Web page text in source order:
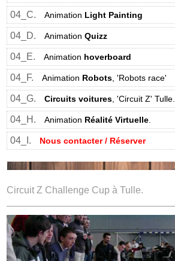
04_C. Animation Light Painting
04_D. AnimationQuizz
04_E. Animation hoverboard
04_F. Animation Robots, 'Robots race'
04_G. Circuits voitures, 'Circuit Z' Tulle.
04_H. Animation Réalité Virtuelle.
04_I. Nous contacter / Réserver
Circuit Z Challenge Cup à Tulle.